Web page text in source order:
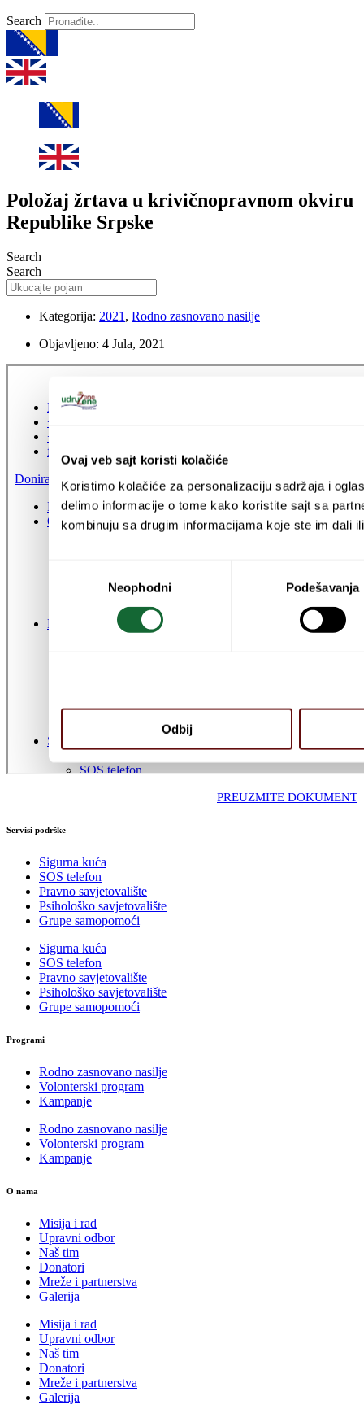
Search
Položaj žrtava u krivičnopravnom okviru
Republike Srpske
Search
Search
Kategorija: 2021 , Rodno zasnovano nasilje
Objavljeno: 4 Jula, 2021
PREUZMITE DOKUMENT
Servisi podrške
Sigurna kuća
SOS telefon
Pravno savjetovalište
Psihološko savjetovalište
Grupe samopomoći
Sigurna kuća
SOS telefon
Pravno savjetovalište
Psihološko savjetovalište
Grupe samopomoći
Programi
Rodno zasnovano nasilje
Volonterski program
Kampanje
Rodno zasnovano nasilje
Volonterski program
Kampanje
O nama
Misija i rad
Upravni odbor
Naš tim
Donatori
Mreže i partnerstva
Galerija
Misija i rad
Upravni odbor
Naš tim
Donatori
Mreže i partnerstva
Galerija